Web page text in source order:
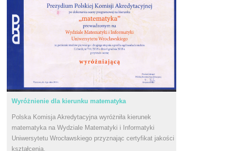
Wyróżnienie dla kierunku matematyka
Polska Komisja Akredytacyjna wyróżniła kierunek
matematyka na Wydziale Matematyki i Informatyki
Uniwersytetu Wrocławskiego przyznając certyfikat jakości
kształcenia.